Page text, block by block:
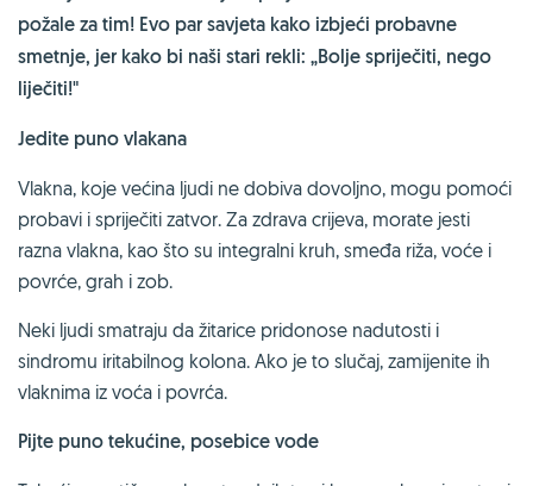
požale za tim! Evo par savjeta kako izbjeći probavne
smetnje, jer kako bi naši stari rekli: „Bolje spriječiti, nego
liječiti!"
Jedite puno vlakana
Vlakna, koje većina ljudi ne dobiva dovoljno, mogu pomoći
probavi i spriječiti zatvor. Za zdrava crijeva, morate jesti
razna vlakna, kao što su integralni kruh, smeđa riža, voće i
povrće, grah i zob.
Neki ljudi smatraju da žitarice pridonose nadutosti i
sindromu iritabilnog kolona. Ako je to slučaj, zamijenite ih
vlaknima iz voća i povrća.
Pijte puno tekućine, posebice vode